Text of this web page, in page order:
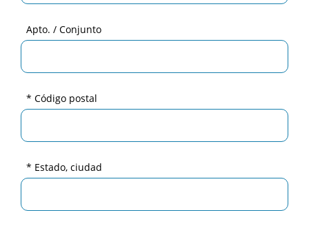
Apto. / Conjunto
* Código postal
* Estado, ciudad